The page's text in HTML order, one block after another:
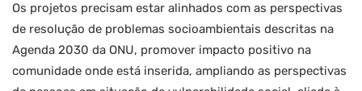
Os projetos precisam estar alinhados com as perspectivas
de resolução de problemas socioambientais descritas na
Agenda 2030 da ONU, promover impacto positivo na
comunidade onde está inserida, ampliando as perspectivas